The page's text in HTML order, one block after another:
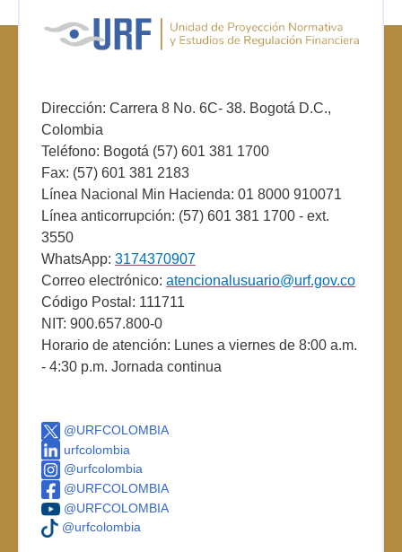
Dirección: Carrera 8 No. 6C- 38. Bogotá D.C.,
Colombia
Teléfono: Bogotá (57) 601 381 1700
Fax: (57) 601 381 2183
Línea Nacional Min Hacienda: 01 8000 910071
Línea anticorrupción: (57) 601 381 1700 - ext.
3550
WhatsApp: 3174370907
Correo electrónico: atencionalusuario@urf.gov.co
Código Postal: 111711
NIT: 900.657.800-0
Horario de atención: Lunes a viernes de 8:00 a.m.
- 4:30 p.m. Jornada continua
@URFCOLOMBIA
urfcolombia
@urfcolombia
@URFCOLOMBIA
@URFCOLOMBIA
@urfcolombia